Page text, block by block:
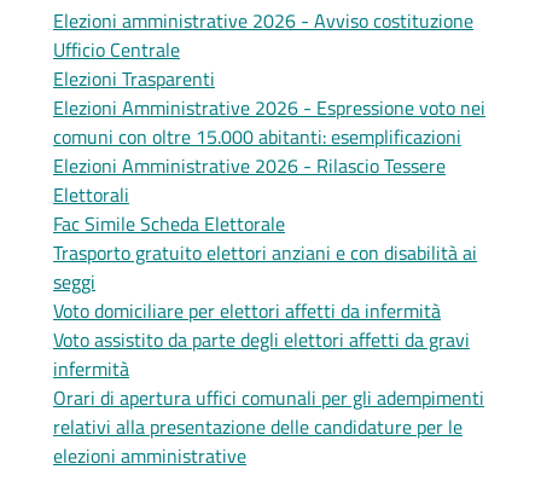
Elezioni amministrative 2026 - Avviso costituzione
Ufficio Centrale
Elezioni Trasparenti
Elezioni Amministrative 2026 - Espressione voto nei
comuni con oltre 15.000 abitanti: esemplificazioni
Elezioni Amministrative 2026 - Rilascio Tessere
Elettorali
Fac Simile Scheda Elettorale
Trasporto gratuito elettori anziani e con disabilità ai
seggi
Voto domiciliare per elettori affetti da infermità
Voto assistito da parte degli elettori affetti da gravi
infermità
Orari di apertura uffici comunali per gli adempimenti
relativi alla presentazione delle candidature per le
elezioni amministrative